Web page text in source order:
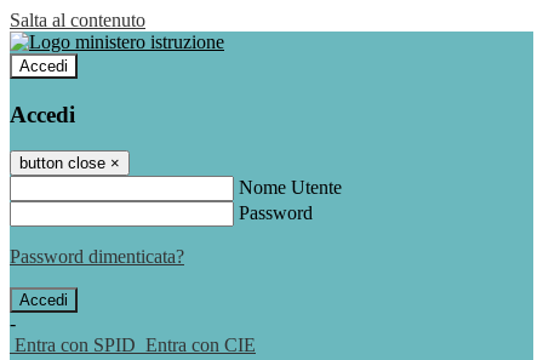
Salta al contenuto
Accedi
Accedi
button close ×
Nome Utente
Password
Password dimenticata?
-
Entra con SPID Entra con CIE